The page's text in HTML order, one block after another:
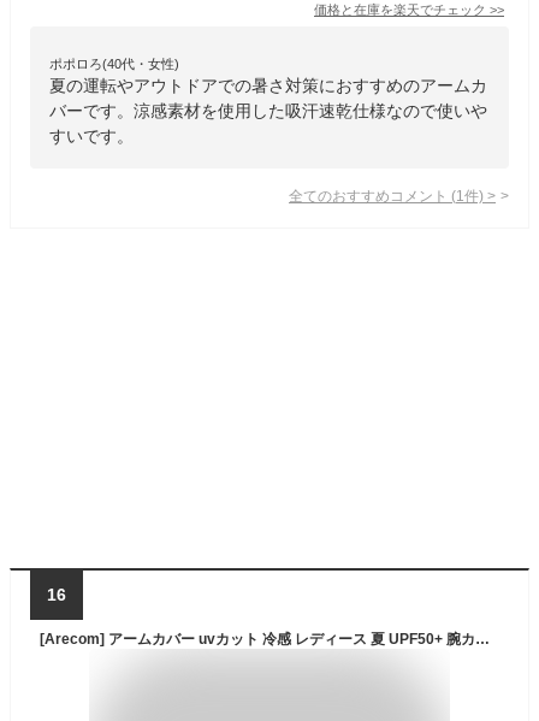
価格と在庫を楽天でチェック >>
ポポロろ(40代・女性)
夏の運転やアウトドアでの暑さ対策におすすめのアームカ
バーです。涼感素材を使用した吸汗速乾仕様なので使いや
すいです。
全てのおすすめコメント (1 件) >
16
[Arecom] アームカバー uvカット 冷感 レディース 夏 UPF50+ 腕カバー日焼け防止 ロング丈 ひんやり 接触冷感 両腕 左右セット 腕 カバー 指掛けタイプ メンズ ゲーミング 吸汗速乾 薄手 無地 紫外線対策 滑り止め 運転用 自転車 活動 スポーツ 登山 夏用 男女兼用